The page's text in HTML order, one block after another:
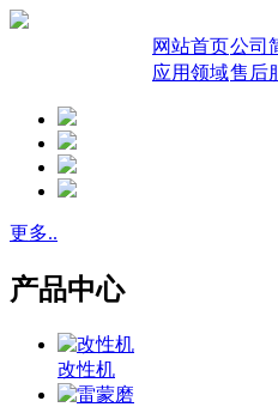
网站首页公司
应用领域售后
更多..
产品中心
改性机